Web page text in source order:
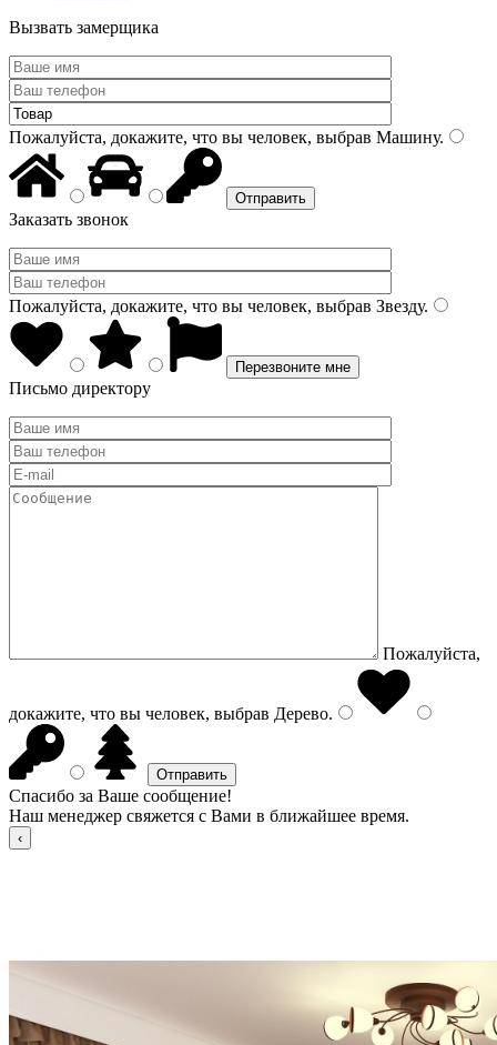
Вызвать замерщика
Пожалуйста, докажите, что вы человек, выбрав Машину.
Заказать звонок
Пожалуйста, докажите, что вы человек, выбрав Звезду.
Письмо директору
Пожалуйста,
докажите, что вы человек, выбрав Дерево.
Спасибо за Ваше сообщение!
Наш менеджер свяжется с Вами в ближайшее время.